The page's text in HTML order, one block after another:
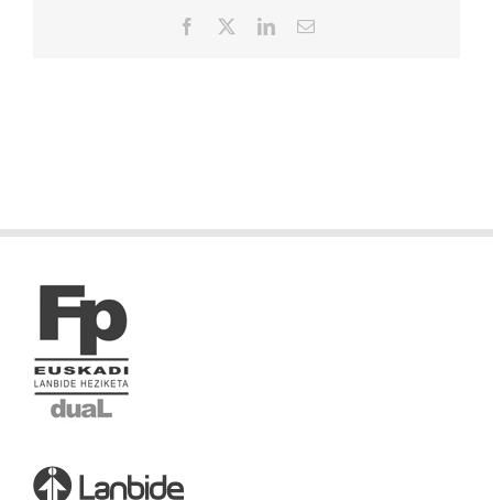
Facebook LinkedInCorreo